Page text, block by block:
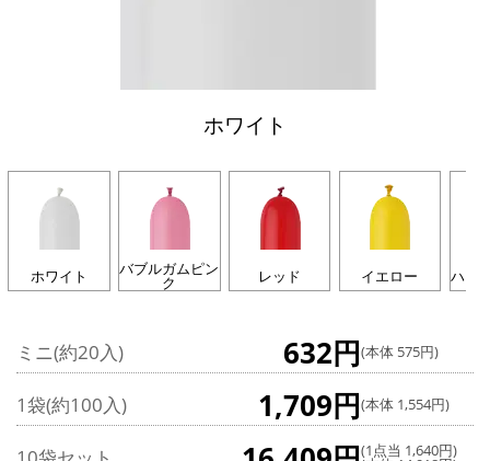
ホワイト
ホワイト バブルガムピン
ク レッド イエロー ハニ
ミニ(約20入) 632円(本体 575円)
1袋(約100入) 1,709円(本体 1,554円)
(1点当 1,640円)